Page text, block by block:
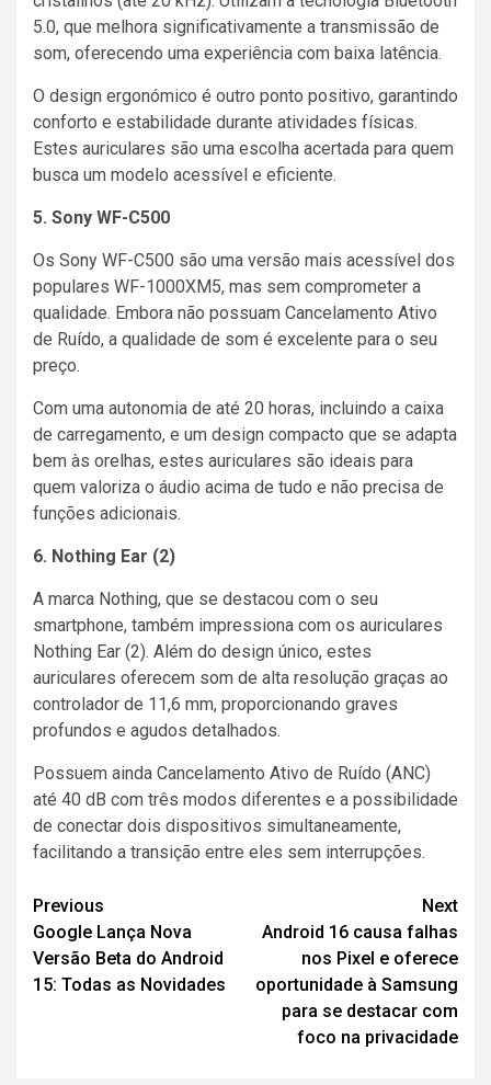
5.0, que melhora significativamente a transmissão de
som, oferecendo uma experiência com baixa latência.
O design ergonómico é outro ponto positivo, garantindo
conforto e estabilidade durante atividades físicas.
Estes auriculares são uma escolha acertada para quem
busca um modelo acessível e eficiente.
5. Sony WF-C500
Os Sony WF-C500 são uma versão mais acessível dos
populares WF-1000XM5, mas sem comprometer a
qualidade. Embora não possuam Cancelamento Ativo
de Ruído, a qualidade de som é excelente para o seu
preço.
Com uma autonomia de até 20 horas, incluindo a caixa
de carregamento, e um design compacto que se adapta
bem às orelhas, estes auriculares são ideais para
quem valoriza o áudio acima de tudo e não precisa de
funções adicionais.
6. Nothing Ear (2)
A marca Nothing, que se destacou com o seu
smartphone, também impressiona com os auriculares
Nothing Ear (2). Além do design único, estes
auriculares oferecem som de alta resolução graças ao
controlador de 11,6 mm, proporcionando graves
profundos e agudos detalhados.
Possuem ainda Cancelamento Ativo de Ruído (ANC)
até 40 dB com três modos diferentes e a possibilidade
de conectar dois dispositivos simultaneamente,
facilitando a transição entre eles sem interrupções.
Continue
Reading
Previous
Google Lança Nova
Versão Beta do Android
15: Todas as Novidades
Next
Android 16 causa falhas
nos Pixel e oferece
oportunidade à Samsung
para se destacar com
foco na privacidade